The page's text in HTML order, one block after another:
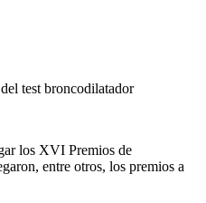
test broncodilatador
los XVI Premios de
entre otros, los premios a